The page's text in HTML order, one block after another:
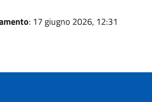
: 17 giugno 2026, 12:31